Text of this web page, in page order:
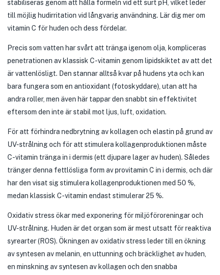
stabiliseras genom att hålla formeln vid ett surt pH, vilket leder
till möjlig hudirritation vid långvarig användning. Lär dig mer om
vitamin C för huden och dess fördelar.
Precis som vatten har svårt att tränga igenom olja, kompliceras
penetrationen av klassisk C-vitamin genom lipidskiktet av att det
är vattenlösligt. Den stannar alltså kvar på hudens yta och kan
bara fungera som en antioxidant (fotoskyddare), utan att ha
andra roller, men även här tappar den snabbt sin effektivitet
eftersom den inte är stabil mot ljus, luft, oxidation.
För att förhindra nedbrytning av kollagen och elastin på grund av
UV-strålning och för att stimulera kollagenproduktionen måste
C-vitamin tränga in i dermis (ett djupare lager av huden). Således
tränger denna fettlösliga form av provitamin C in i dermis, och där
har den visat sig stimulera kollagenproduktionen med 50 %,
medan klassisk C-vitamin endast stimulerar 25 %.
Oxidativ stress ökar med exponering för miljöföroreningar och
UV-strålning. Huden är det organ som är mest utsatt för reaktiva
syrearter (ROS). Ökningen av oxidativ stress leder till en ökning
av syntesen av melanin, en uttunning och bräcklighet av huden,
en minskning av syntesen av kollagen och den snabba